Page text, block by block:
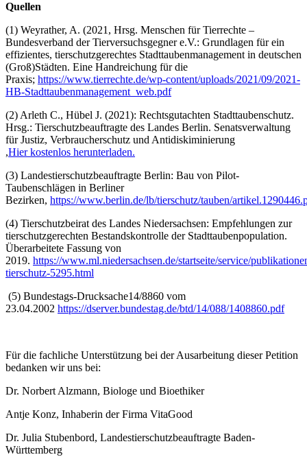
Quellen
(1) Weyrather, A. (2021, Hrsg. Menschen für Tierrechte –
Bundesverband der Tierversuchsgegner e.V.: Grundlagen für ein
effizientes, tierschutzgerechtes Stadttaubenmanagement in deutschen
(Groß)Städten. Eine Handreichung für die
Praxis; https://www.tierrechte.de/wp-content/uploads/2021/09/2021-
HB-Stadttaubenmanagement_web.pdf
(2) Arleth C., Hübel J. (2021): Rechtsgutachten Stadttaubenschutz.
Hrsg.: Tierschutzbeauftragte des Landes Berlin. Senatsverwaltung
für Justiz, Verbraucherschutz und Antidiskiminierung
,Hier kostenlos herunterladen.
(3) Landestierschutzbeauftragte Berlin: Bau von Pilot-
Taubenschlägen in Berliner
Bezirken, https://www.berlin.de/lb/tierschutz/tauben/
(4) Tierschutzbeirat des Landes Niedersachsen: Empfehlungen zur
tierschutzgerechten Bestandskontrolle der Stadttaubenpopulation.
Überarbeitete Fassung von
2019. https://www.ml.niedersachsen.de/startseite/service/
tierschutz-5295.html
(5) Bundestags-Drucksache14/8860 vom
23.04.2002 https://dserver.bundestag.de/btd/14/088/1408860.pdf
Für die fachliche Unterstützung bei der Ausarbeitung dieser Petition
bedanken wir uns bei:
Dr. Norbert Alzmann, Biologe und Bioethiker
Antje Konz, Inhaberin der Firma VitaGood
Dr. Julia Stubenbord, Landestierschutzbeauftragte Baden-
Württemberg